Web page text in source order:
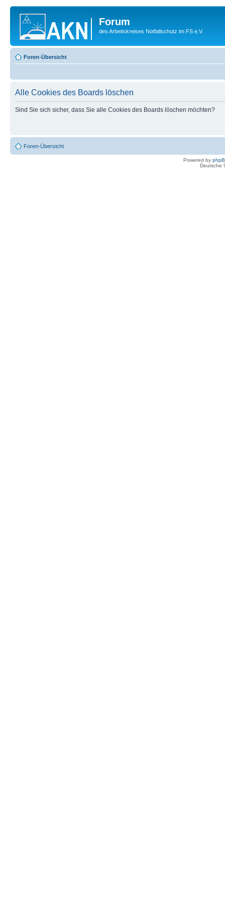
Forum
des Arbeitskreises Notfallschutz im FS e.V.
Foren-Übersicht
Alle Cookies des Boards löschen
Sind Sie sich sicher, dass Sie alle Cookies des Boards löschen möchten?
Foren-Übersicht
Powered by
Deutsche